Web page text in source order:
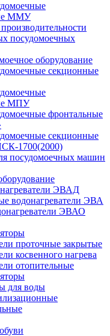
ММУ
посудомоечных
оборудование
секционные
МПУ
фронтальные
секционные
1700(2000)
посудомоечных машин
ЭВАД
водонагреватели ЭВА
ЭВАО
проточные закрытые
косвенного нагрева
отопительные
для воды